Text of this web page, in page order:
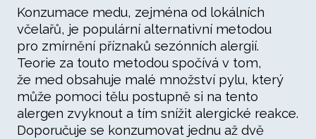
Konzumace medu, zejména od lokálních
včelařů, je populární alternativní metodou
pro zmírnění příznaků sezónních alergií.
Teorie za touto metodou spočívá v tom,
že med obsahuje malé množství pylu, který
může pomoci tělu postupně si na tento
alergen zvyknout a tím snížit alergické reakce.
Doporučuje se konzumovat jednu až dvě